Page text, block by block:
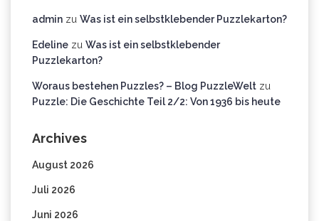
admin zu Was ist ein selbstklebender Puzzlekarton?
Edeline zu Was ist ein selbstklebender
Puzzlekarton?
Woraus bestehen Puzzles? – Blog PuzzleWelt zu
Puzzle: Die Geschichte Teil 2/2: Von 1936 bis heute
Archives
August 2026
Juli 2026
Juni 2026